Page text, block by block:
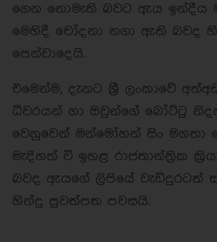
ගෙන නොමැති බවට ඇය ඉන්දීය
මෙහිදී චෝදනා නගා ඇති බවද
පෙන්වාදෙයි.
එමෙන්ම, දැනට ශ්‍රී ලංකාවේ
ධීවරයන් හා ඔවුන්ගේ බෝට්ටු
වෙනුවෙන් මන්මෝහන් සිං මහතා
මැදිහත් වී ඉහළ රාජතාන්ත්‍රික
බවද ඇයගේ ලිපියේ වැඩිදුරටත්
හින්දු පුවත්පත පවසයි.